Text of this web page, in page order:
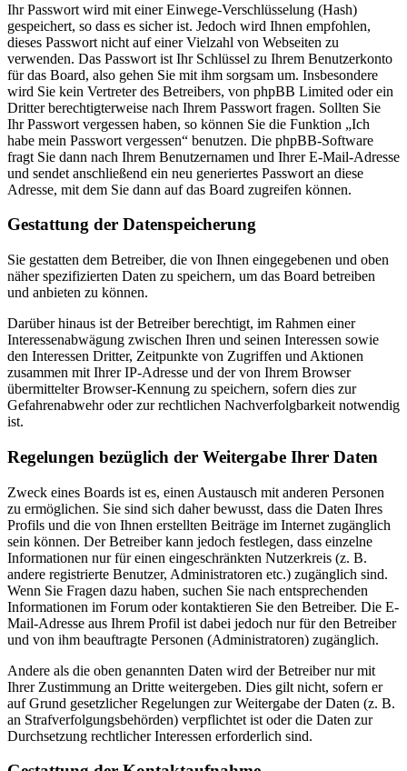
Ihr Passwort wird mit einer Einwege-Verschlüsselung (Hash)
gespeichert, so dass es sicher ist. Jedoch wird Ihnen empfohlen,
dieses Passwort nicht auf einer Vielzahl von Webseiten zu
verwenden. Das Passwort ist Ihr Schlüssel zu Ihrem Benutzerkonto
für das Board, also gehen Sie mit ihm sorgsam um. Insbesondere
wird Sie kein Vertreter des Betreibers, von phpBB Limited oder ein
Dritter berechtigterweise nach Ihrem Passwort fragen. Sollten Sie
Ihr Passwort vergessen haben, so können Sie die Funktion „Ich
habe mein Passwort vergessen“ benutzen. Die phpBB-Software
fragt Sie dann nach Ihrem Benutzernamen und Ihrer E-Mail-Adresse
und sendet anschließend ein neu generiertes Passwort an diese
Adresse, mit dem Sie dann auf das Board zugreifen können.
Gestattung der Datenspeicherung
Sie gestatten dem Betreiber, die von Ihnen eingegebenen und oben
näher spezifizierten Daten zu speichern, um das Board betreiben
und anbieten zu können.
Darüber hinaus ist der Betreiber berechtigt, im Rahmen einer
Interessenabwägung zwischen Ihren und seinen Interessen sowie
den Interessen Dritter, Zeitpunkte von Zugriffen und Aktionen
zusammen mit Ihrer IP-Adresse und der von Ihrem Browser
übermittelter Browser-Kennung zu speichern, sofern dies zur
Gefahrenabwehr oder zur rechtlichen Nachverfolgbarkeit notwendig
ist.
Regelungen bezüglich der Weitergabe Ihrer Daten
Zweck eines Boards ist es, einen Austausch mit anderen Personen
zu ermöglichen. Sie sind sich daher bewusst, dass die Daten Ihres
Profils und die von Ihnen erstellten Beiträge im Internet zugänglich
sein können. Der Betreiber kann jedoch festlegen, dass einzelne
Informationen nur für einen eingeschränkten Nutzerkreis (z. B.
andere registrierte Benutzer, Administratoren etc.) zugänglich sind.
Wenn Sie Fragen dazu haben, suchen Sie nach entsprechenden
Informationen im Forum oder kontaktieren Sie den Betreiber. Die E-
Mail-Adresse aus Ihrem Profil ist dabei jedoch nur für den Betreiber
und von ihm beauftragte Personen (Administratoren) zugänglich.
Andere als die oben genannten Daten wird der Betreiber nur mit
Ihrer Zustimmung an Dritte weitergeben. Dies gilt nicht, sofern er
auf Grund gesetzlicher Regelungen zur Weitergabe der Daten (z. B.
an Strafverfolgungsbehörden) verpflichtet ist oder die Daten zur
Durchsetzung rechtlicher Interessen erforderlich sind.